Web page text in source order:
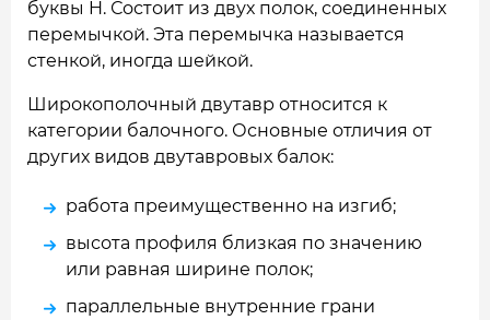
буквы H. Состоит из двух полок, соединенных
перемычкой. Эта перемычка называется
стенкой, иногда шейкой.
Широкополочный двутавр относится к
категории балочного. Основные отличия от
других видов двутавровых балок:
работа преимущественно на изгиб;
высота профиля близкая по значению
или равная ширине полок;
параллельные внутренние грани